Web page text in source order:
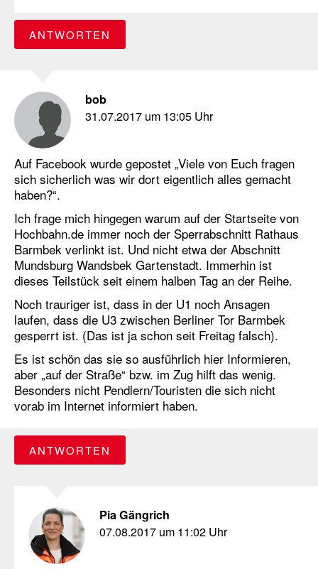
ANTWORTEN
bob
31.07.2017 um 13:05 Uhr
Auf Facebook wurde gepostet „Viele von Euch fragen
sich sicherlich was wir dort eigentlich alles gemacht
haben?“.
Ich frage mich hingegen warum auf der Startseite von
Hochbahn.de immer noch der Sperrabschnitt Rathaus
Barmbek verlinkt ist. Und nicht etwa der Abschnitt
Mundsburg Wandsbek Gartenstadt. Immerhin ist
dieses Teilstück seit einem halben Tag an der Reihe.
Noch trauriger ist, dass in der U1 noch Ansagen
laufen, dass die U3 zwischen Berliner Tor Barmbek
gesperrt ist. (Das ist ja schon seit Freitag falsch).
Es ist schön das sie so ausführlich hier Informieren,
aber „auf der Straße“ bzw. im Zug hilft das wenig.
Besonders nicht Pendlern/Touristen die sich nicht
vorab im Internet informiert haben.
ANTWORTEN
Pia Gängrich
07.08.2017 um 11:02 Uhr